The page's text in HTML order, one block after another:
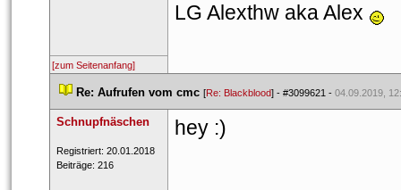
LG Alexthw aka Alex
[zum Seitenanfang]
Re: Aufrufen vom cmc [Re: Blackblood] - #3099621 - 04.09.2019,
Schnupfnäschen
Registriert: 20.01.2018
Beiträge: 216
hey :)